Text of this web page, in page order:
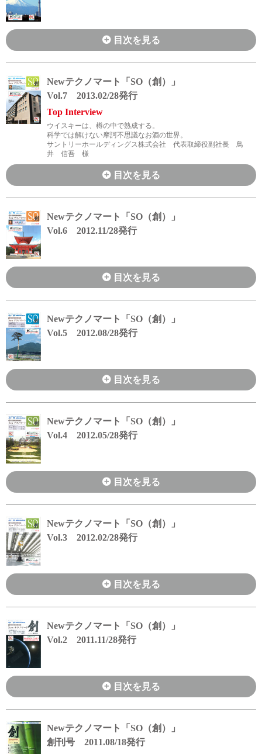
Corporate Blog
採用情報
新卒採用
キャリア採用
mailお問い合わせ
目次を見る
Newテクノマート「SO（創）」
Vol.7 2013.02/28発行
Top Interview
ウイスキーは、樽の中で熟成する。
科学では解けない摩訶不思議なお酒の世界。
サントリーホールディングス株式会社 代表取締役副社長 鳥
井 信吾 様
目次を見る
Newテクノマート「SO（創）」
Vol.6 2012.11/28発行
目次を見る
Newテクノマート「SO（創）」
Vol.5 2012.08/28発行
目次を見る
Newテクノマート「SO（創）」
Vol.4 2012.05/28発行
目次を見る
Newテクノマート「SO（創）」
Vol.3 2012.02/28発行
目次を見る
Newテクノマート「SO（創）」
Vol.2 2011.11/28発行
目次を見る
Newテクノマート「SO（創）」
創刊号 2011.08/18発行